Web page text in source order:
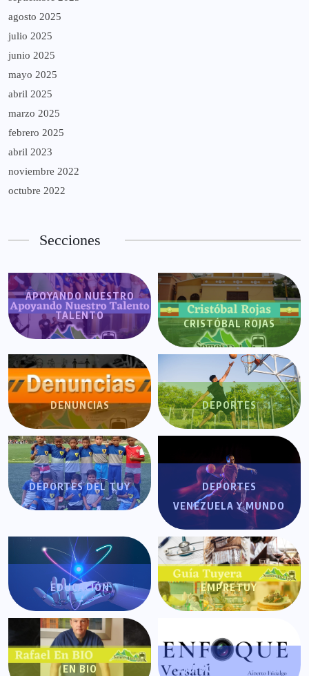
agosto 2025
julio 2025
junio 2025
mayo 2025
abril 2025
marzo 2025
febrero 2025
abril 2023
noviembre 2022
octubre 2022
Secciones
APOYANDO NUESTRO
TALENTO
CRISTÓBAL ROJAS
DENUNCIAS DEPORTES
DEPORTES DEL TUY
DEPORTES
VENEZUELA Y MUNDO
EDUCACIÓN EMPRETUY
EN BIO ENFOQUE VERSÁTIL